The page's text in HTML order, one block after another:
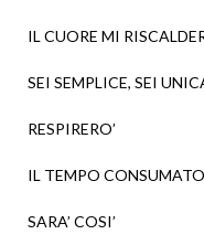
IL CUORE MI
SEI SEMPLICE, SEI
RESPIRERO’
IL TEMPO
SARA’ COSI’